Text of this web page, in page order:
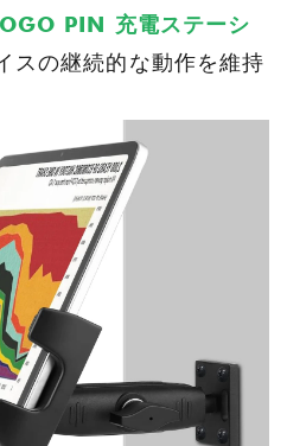
PIN 充電ステーシ
スの継続的な動作を維持